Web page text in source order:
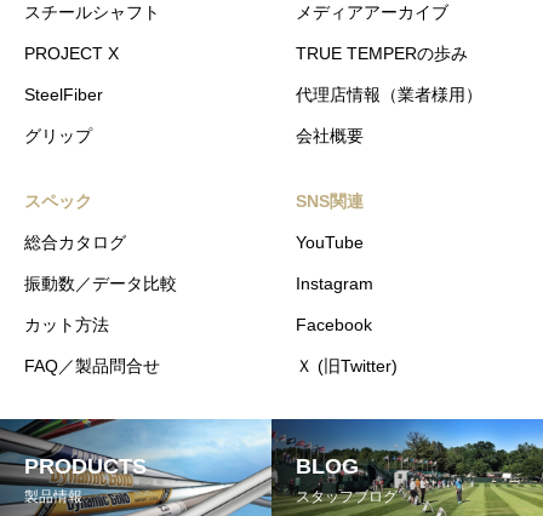
スチールシャフト
PROJECT X
SteelFiber
グリップ
メディアアーカイブ
TRUE TEMPERの歩み
代理店情報（業者様用）
会社概要
スペック
総合カタログ
振動数／データ比較
カット方法
FAQ／製品問合せ
SNS関連
YouTube
Instagram
Facebook
Ｘ (旧Twitter)
PRODUCTS
製品情報
BLOG
スタッフブログ